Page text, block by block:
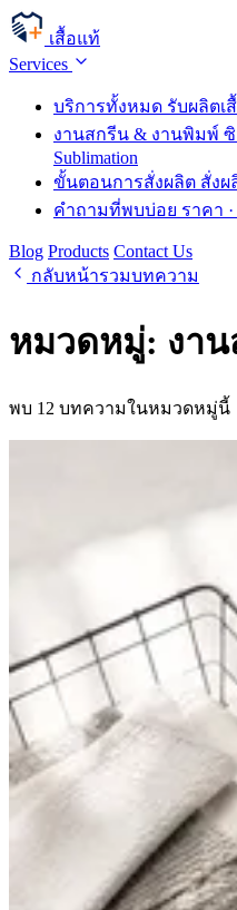
เสื้อแท้
Services
บริการทั้งหมด รับผลิตเ
งานสกรีน & งานพิมพ์ ซิ
Sublimation
ขั้นตอนการสั่งผลิต สั่งผ
คำถามที่พบบ่อย ราคา
Blog Products Contact Us
กลับหน้ารวมบทความ
หมวดหมู่: งา
พบ 12 บทความในหมวดหมู่นี้